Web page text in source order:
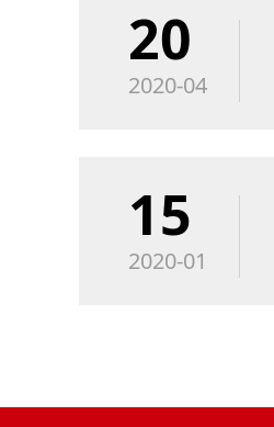
20
2020-04
15
2020-01